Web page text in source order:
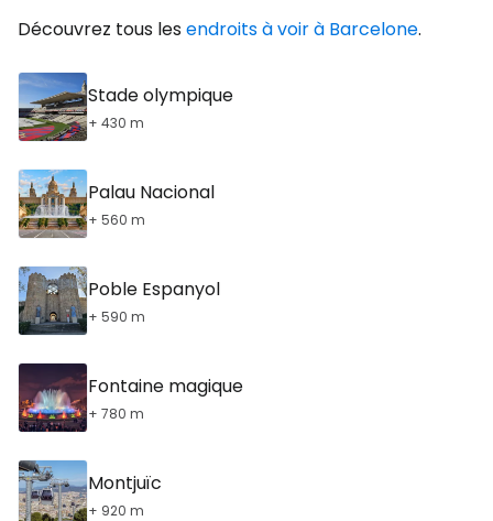
Découvrez tous lesendroits à voir à Barcelone.
Stade olympique
+ 430 m
Palau Nacional
+ 560 m
Poble Espanyol
+ 590 m
Fontaine magique
+ 780 m
Montjuïc
+ 920 m